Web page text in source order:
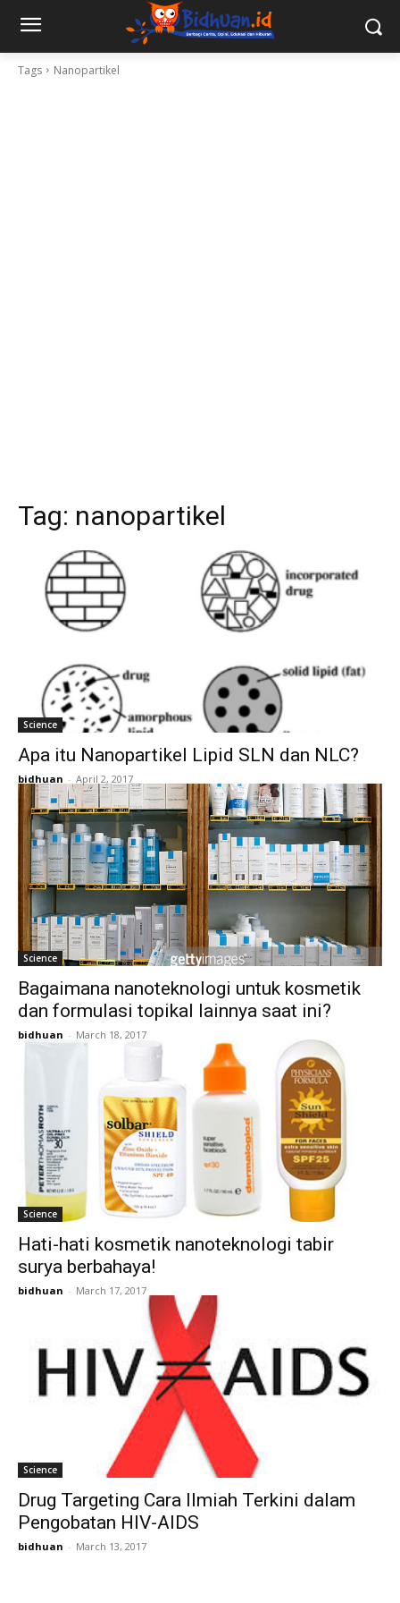
Tags Nanopartikel
Tag: nanopartikel
Science
Apa itu Nanopartikel Lipid SLN dan NLC?
bidhuan - April 2, 2017
Science
Bagaimana nanoteknologi untuk kosmetik
dan formulasi topikal lainnya saat ini?
bidhuan - March 18, 2017
Science
Hati-hati kosmetik nanoteknologi tabir
surya berbahaya!
bidhuan - March 17, 2017
Science
Drug Targeting Cara Ilmiah Terkini dalam
Pengobatan HIV-AIDS
bidhuan - March 13, 2017